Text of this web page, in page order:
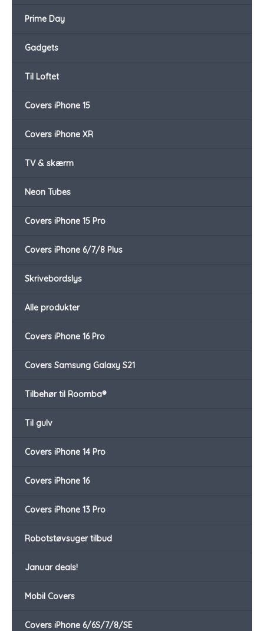
Prime Day
Gadgets
Til Loftet
Covers iPhone 15
Covers iPhone XR
TV & skærm
Neon Tubes
Covers iPhone 15 Pro
Covers iPhone 6/7/8 Plus
Skrivebordslys
Alle produkter
Covers iPhone 16 Pro
Covers Samsung Galaxy S21
Tilbehør til Roomba®
Til gulv
Covers iPhone 14 Pro
Covers iPhone 16
Covers iPhone 13 Pro
Robotstøvsuger tilbud
Januar deals!
Mobil Covers
Covers iPhone 6/6S/7/8/SE